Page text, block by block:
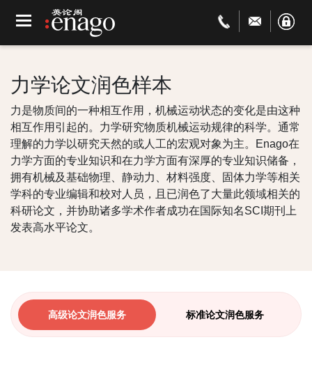
力学论文润色样本
力是物质间的一种相互作用，机械运动状态的变化是由这种
相互作用引起的。力学研究物质机械运动规律的科学。通常
理解的力学以研究天然的或人工的宏观对象为主。Enago在
力学方面的专业知识和在力学方面有深厚的专业知识储备，
拥有机械及基础物理、静动力、材料强度、固体力学等相关
学科的专业编辑和校对人员，且已润色了大量此领域相关的
科研论文，并协助诸多学术作者成功在国际知名SCI期刊上
发表高水平论文。
高级论文润色服务 标准论文润色服务